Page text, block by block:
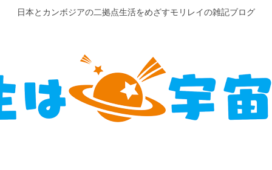
日本とカンボジアの二拠点生活をめざすモリレイの雑記ブログ